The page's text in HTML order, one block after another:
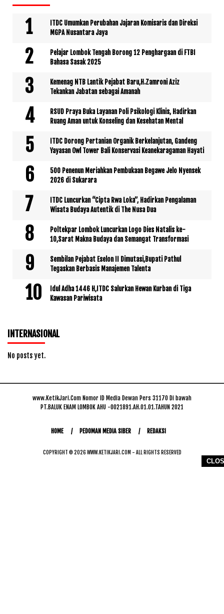
ITDC Umumkan Perubahan Jajaran Komisaris dan Direksi
MGPA Nusantara Jaya
Pelajar Lombok Tengah Borong 12 Penghargaan di FTBI
Bahasa Sasak 2025
Kemenag NTB Lantik Pejabat Baru,H.Zamroni Aziz
Tekankan Jabatan sebagai Amanah
RSUD Praya Buka Layanan Poli Psikologi Klinis, Hadirkan
Ruang Aman untuk Konseling dan Kesehatan Mental
ITDC Dorong Pertanian Organik Berkelanjutan, Gandeng
Yayasan Owl Tower Bali Konservasi Keanekaragaman Hayati
500 Penenun Meriahkan Pembukaan Begawe Jelo Nyensek
2026 di Sukarara
ITDC Luncurkan “Cipta Rwa Loka”, Hadirkan Pengalaman
Wisata Budaya Autentik di The Nusa Dua
Poltekpar Lombok Luncurkan Logo Dies Natalis ke-
10,Sarat Makna Budaya dan Semangat Transformasi
Sembilan Pejabat Eselon II Dimutasi,Bupati Pathul
Tegaskan Berbasis Manajemen Talenta
Idul Adha 1446 H,ITDC Salurkan Hewan Kurban di Tiga
Kawasan Pariwisata
INTERNASIONAL
No posts yet.
www.KetikJari.Com Nomor ID Media Dewan Pers 31170 Di bawah
PT.BALUK ENAM LOMBOK AHU -0021891.AH.01.01.TAHUN 2021
HOME PEDOMAN MEDIA SIBER REDAKSI
COPYRIGHT © 2026 WWW.KETIKJARI.COM - ALL RIGHTS RESERVED